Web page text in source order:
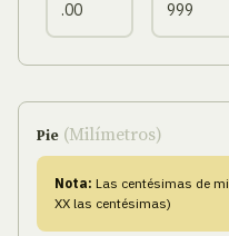
Pie (Milímetros)
Nota: Las centésimas de
XX las centésimas)